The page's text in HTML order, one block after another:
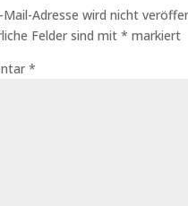
Mail-Adresse wird nicht
Felder sind mit * markiert
*